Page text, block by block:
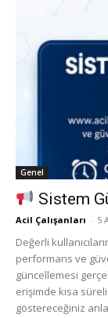
Genel
Sistem
Acil Çalışanları - 5
Değerli
performans ve
güncellemesi
erişimde kısa
göstereceğiniz